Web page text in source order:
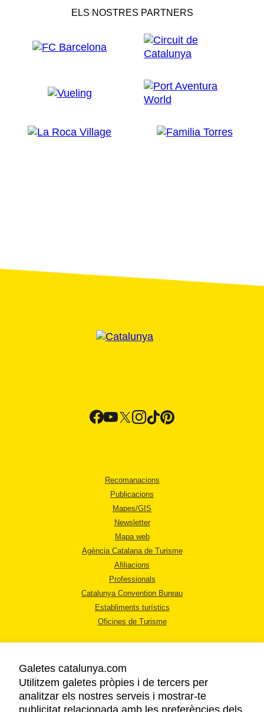
ELS NOSTRES PARTNERS
Recomanacions
Publicacions
Mapes/GIS
Newsletter
Mapa web
Agència Catalana de Turisme
Afiliacions
Professionals
Catalunya Convention Bureau
Establiments turístics
Oficines de Turisme
AVÍS LEGAL
Galetes catalunya.com
Utilitzem galetes pròpies i de tercers per
analitzar els nostres serveis i mostrar-te
publicitat relacionada amb les preferències dels